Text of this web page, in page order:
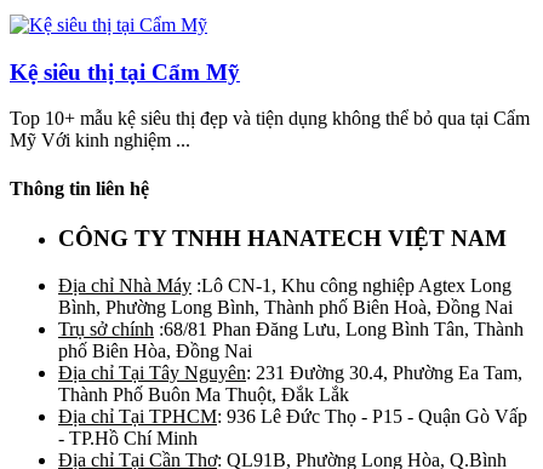
Kệ siêu thị tại Cẩm Mỹ
Top 10+ mẫu kệ siêu thị đẹp và tiện dụng không thể bỏ qua tại Cẩm
Mỹ Với kinh nghiệm ...
Thông tin liên hệ
CÔNG TY TNHH HANATECH VIỆT NAM
Địa chỉ Nhà Máy :Lô CN-1, Khu công nghiệp Agtex Long
Bình, Phường Long Bình, Thành phố Biên Hoà, Đồng Nai
Trụ sở chính :68/81 Phan Đăng Lưu, Long Bình Tân, Thành
phố Biên Hòa, Đồng Nai
Địa chỉ Tại Tây Nguyên: 231 Đường 30.4, Phường Ea Tam,
Thành Phố Buôn Ma Thuột, Đắk Lắk
Địa chỉ Tại TPHCM: 936 Lê Đức Thọ - P15 - Quận Gò Vấp
- TP.Hồ Chí Minh
Địa chỉ Tại Cần Thơ: QL91B, Phường Long Hòa, Q.Bình